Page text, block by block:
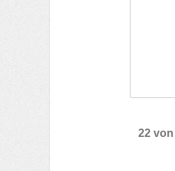
22 von